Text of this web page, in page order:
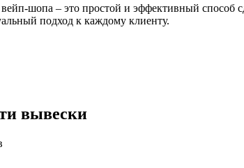
шопа – это простой и эффективный способ
подход к каждому клиенту.
вывески